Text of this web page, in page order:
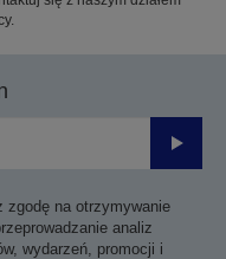
zgodę na otrzymywanie
analiz
wydarzeń, promocji i